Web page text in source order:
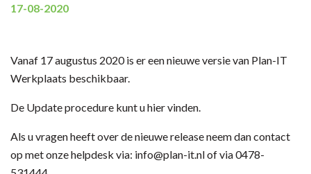
17-08-2020
Vanaf 17 augustus 2020 is er een nieuwe versie van Plan-IT
Werkplaats beschikbaar.
De Update procedure kunt u hier vinden.
Als u vragen heeft over de nieuwe release neem dan contact
op met onze helpdesk via: info@plan-it.nl of via 0478-